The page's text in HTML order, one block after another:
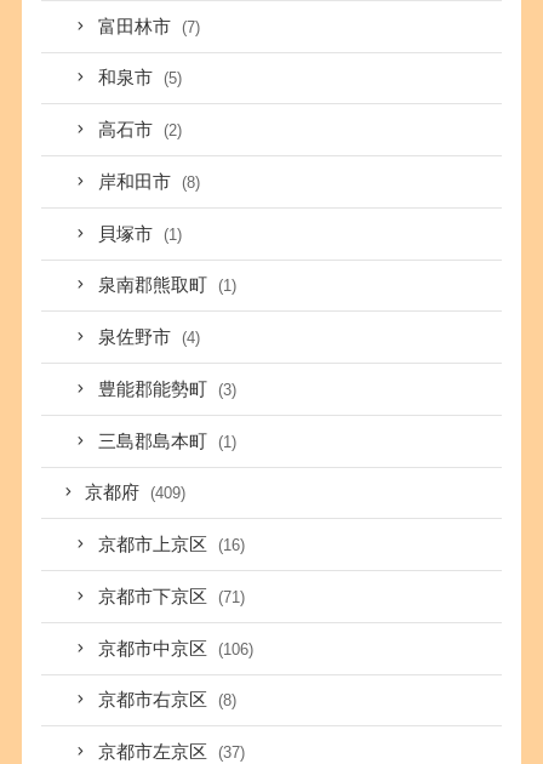
富田林市 (7)
和泉市 (5)
高石市 (2)
岸和田市 (8)
貝塚市 (1)
泉南郡熊取町 (1)
泉佐野市 (4)
豊能郡能勢町 (3)
三島郡島本町 (1)
京都府 (409)
京都市上京区 (16)
京都市下京区 (71)
京都市中京区 (106)
京都市右京区 (8)
京都市左京区 (37)